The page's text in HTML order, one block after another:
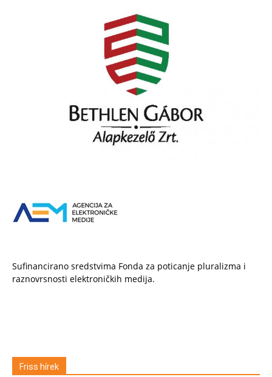
Sufinancirano sredstvima Fonda za poticanje pluralizma i
raznovrsnosti elektroničkih medija.
Friss hírek